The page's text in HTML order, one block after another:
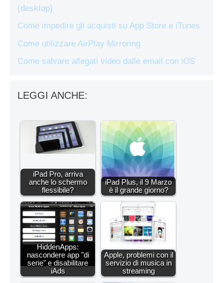
(desktop)
Come impedire gli acquisti su App Store e iTunes
Come utilizzare AirPlay Mirroring
Come salvare allegati video dalle email con iOS
LEGGI ANCHE:
iPad Pro, arriva
anche lo schermo
flessibile?
iPad Plus, il 9 Marzo
è il grande giorno?
HiddenApps:
nascondere app "di
serie" e disabilitare
iAds
Apple, problemi con il
servizio di musica in
streaming